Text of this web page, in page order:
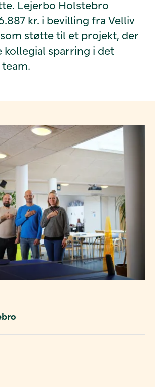
Lejerbo Holstebro
kr. i bevilling fra Velliv
støtte til et projekt, der
kollegial sparring i det